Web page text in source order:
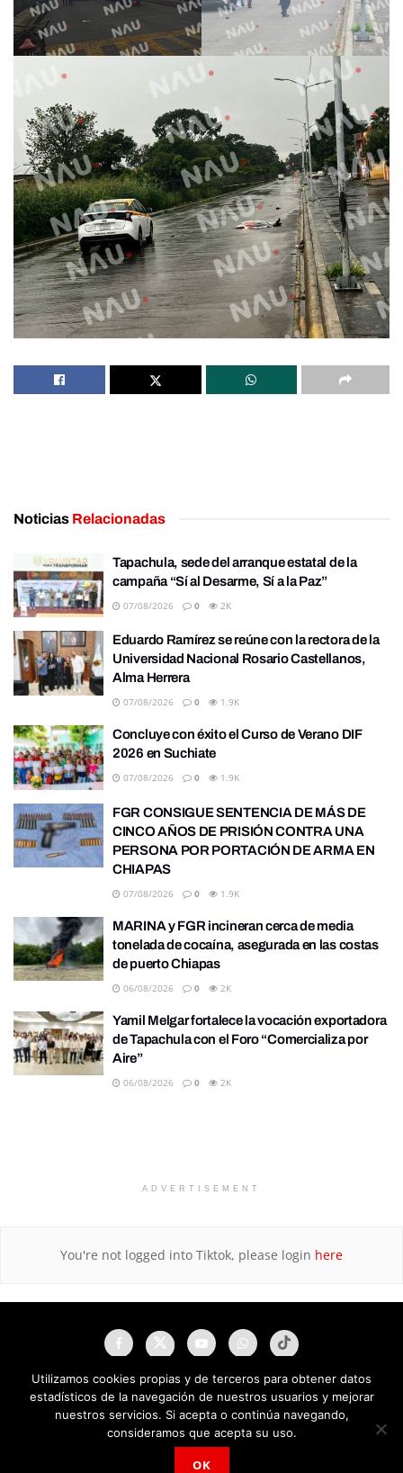
Noticias Relacionadas
Tapachula, sede del arranque estatal de la
campaña “Sí al Desarme, Sí a la Paz”
07/08/2026 0 2K
Eduardo Ramírez se reúne con la rectora de la
Universidad Nacional Rosario Castellanos,
Alma Herrera
07/08/2026 0 1.9K
Concluye con éxito el Curso de Verano DIF
2026 en Suchiate
07/08/2026 0 1.9K
FGR CONSIGUE SENTENCIA DE MÁS DE
CINCO AÑOS DE PRISIÓN CONTRA UNA
PERSONA POR PORTACIÓN DE ARMA EN
CHIAPAS
07/08/2026 0 1.9K
MARINA y FGR incineran cerca de media
tonelada de cocaína, asegurada en las costas
de puerto Chiapas
06/08/2026 0 2K
Yamil Melgar fortalece la vocación exportadora
de Tapachula con el Foro “Comercializa por
Aire”
06/08/2026 0 2K
ADVERTISEMENT
You're not logged into Tiktok, please login here
NAU Noticias A Tiempo Universales © 2025
Utilizamos cookies propias y de terceros para obtener datos
estadísticos de la navegación de nuestros usuarios y mejorar
nuestros servicios. Si acepta o continúa navegando,
consideramos que acepta su uso.
OK